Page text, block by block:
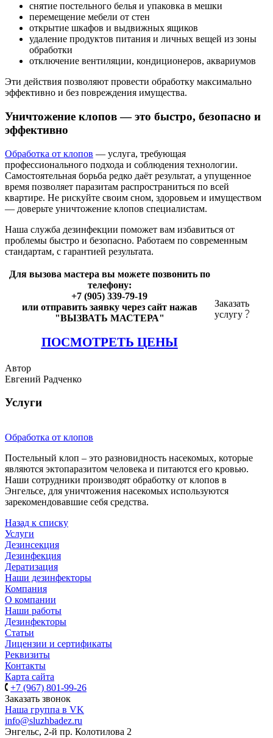
снятие постельного белья и упаковка в мешки
перемещение мебели от стен
открытие шкафов и выдвижных ящиков
удаление продуктов питания и личных вещей из зоны
обработки
отключение вентиляции, кондиционеров, аквариумов
Эти действия позволяют провести обработку максимально
эффективно и без повреждения имущества.
Уничтожение клопов — это быстро, безопасно и
эффективно
Обработка от клопов — услуга, требующая
профессионального подхода и соблюдения технологии.
Самостоятельная борьба редко даёт результат, а упущенное
время позволяет паразитам распространиться по всей
квартире. Не рискуйте своим сном, здоровьем и имуществом
— доверьте уничтожение клопов специалистам.
Наша служба дезинфекции поможет вам избавиться от
проблемы быстро и безопасно. Работаем по современным
стандартам, с гарантией результата.
Для вызова мастера вы можете позвонить по
телефону:
+7 (905) 339-79-19
или отправить заявку через сайт нажав
"ВЫЗВАТЬ МАСТЕРА"
ПОСМОТРЕТЬ ЦЕНЫ
Заказать
услугу
Автор
Евгений Радченко
Услуги
Обработка от клопов
Постельный клоп – это разновидность насекомых, которые
являются эктопаразитом человека и питаются его кровью.
Наши сотрудники производят обработку от клопов в
Энгельсе, для уничтожения насекомых используются
зарекомендовавшие себя средства.
Назад к списку
Услуги
Дезинсекция
Дезинфекция
Дератизация
Наши дезинфекторы
Компания
О компании
Наши работы
Дезинфекторы
Статьи
Лицензии и сертификаты
Реквизиты
Контакты
Карта сайта
+7 (967) 801-99-26
Заказать звонок
Наша группа в VK
info@sluzhbadez.ru
Энгельс, 2-й пр. Колотилова 2